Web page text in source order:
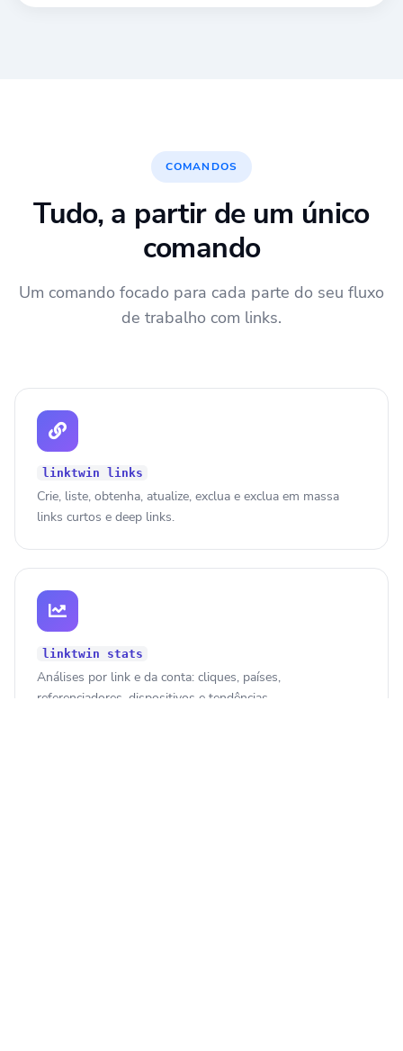
COMANDOS
Tudo, a partir de um único
comando
Um comando focado para cada parte do seu fluxo
de trabalho com links.
linktwin links
Crie, liste, obtenha, atualize, exclua e exclua em massa
links curtos e deep links.
linktwin stats
Análises por link e da conta: cliques, países,
referenciadores, dispositivos e tendências.